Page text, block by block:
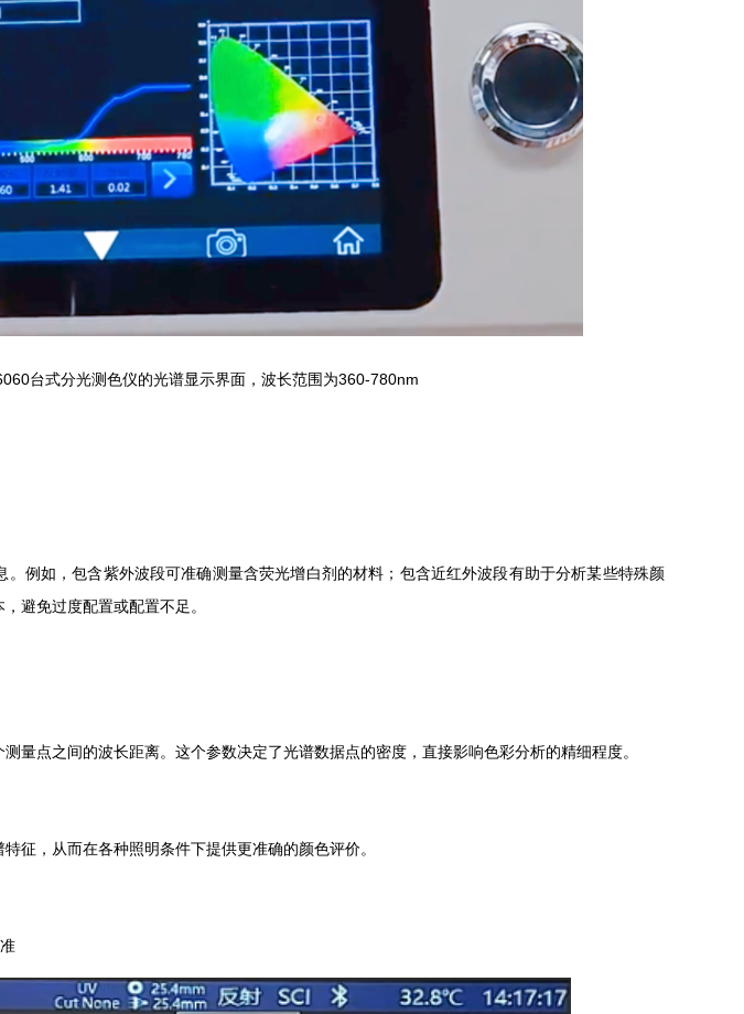
台式分光测色仪的光谱显示界面，波长范围为360-780nm
例如，包含紫外波段可准确测量含荧光增白剂的材料；包含近红外波段有助于分析某些特殊颜
避免过度配置或配置不足。
量点之间的波长距离。这个参数决定了光谱数据点的密度，直接影响色彩分析的精细程度。
征，从而在各种照明条件下提供更准确的颜色评价。